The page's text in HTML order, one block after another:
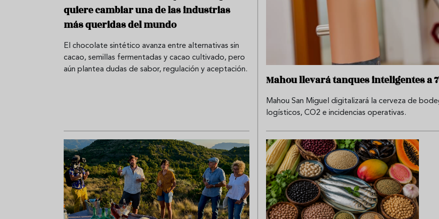
Mahou llevará tanques inteligentes a
Mahou San Miguel digitalizará la cerveza de
logísticos, CO2 e incidencias operativas.
quiere cambiar una de las industrias
más queridas del mundo
El chocolate sintético avanza entre alternativas sin
cacao, semillas fermentadas y cacao cultivado, pero
aún plantea dudas de sabor, regulación y aceptación.